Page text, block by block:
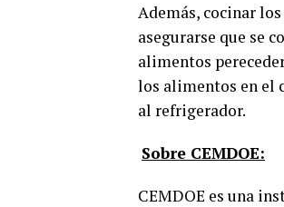
Además, cocinar
asegurarse que se
alimentos
los alimentos en el
al refrigerador.
Sobre CEMDOE:
CEMDOE es una